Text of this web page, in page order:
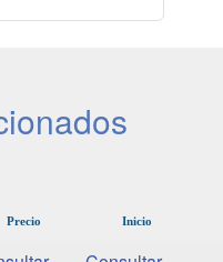
Precio Inicio